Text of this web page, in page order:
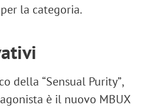
la categoria.
della “Sensual Purity”,
è il nuovo MBUX